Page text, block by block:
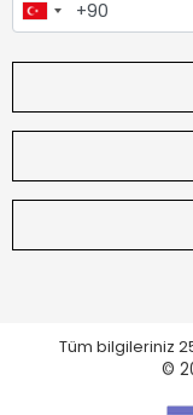
Tüm bilgileriniz
©